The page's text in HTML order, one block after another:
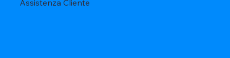
Assistenza Cliente